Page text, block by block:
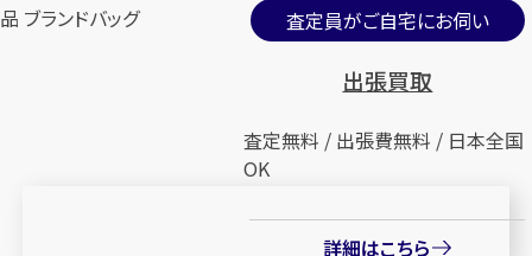
査定員がご自宅にお伺い
出張買取
査定無料 / 出張費無料 / 日本全国
OK
詳細はこちら